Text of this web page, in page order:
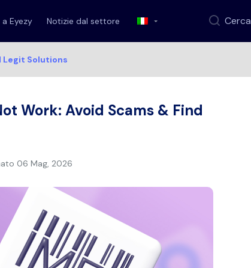
Eyezy Notizie dal settore Cerca
Legit Solutions
Work: Avoid Scams & Find
06 Mag, 2026